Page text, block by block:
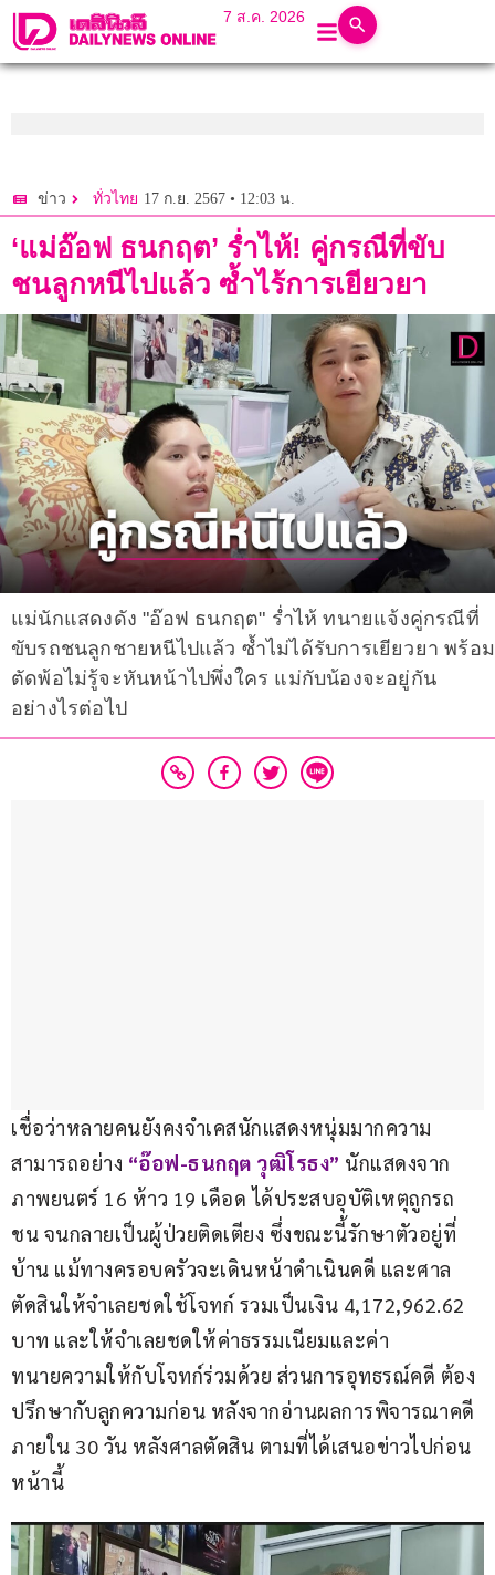
7 ส.ค. 2026
ข่าว ทั่วไทย 17 ก.ย. 2567 • 12:03 น.
‘แม่อ๊อฟ ธนกฤต’ ร่ำไห้! คู่กรณีที่ขับ
ชนลูกหนีไปแล้ว ซ้ำไร้การเยียวยา
แม่นักแสดงดัง "อ๊อฟ ธนกฤต" ร่ำไห้ ทนายแจ้งคู่กรณีที่
ขับรถชนลูกชายหนีไปแล้ว ซ้ำไม่ได้รับการเยียวยา พร้อม
ตัดพ้อไม่รู้จะหันหน้าไปพึ่งใคร แม่กับน้องจะอยู่กัน
อย่างไรต่อไป
เชื่อว่าหลายคนยังคงจำเคสนักแสดงหนุ่มมากความ
สามารถอย่าง “อ๊อฟ-ธนกฤต วุฒิโรธง” นักแสดงจาก
ภาพยนตร์ 16 ห้าว 19 เดือด ได้ประสบอุบัติเหตุถูกรถ
ชน จนกลายเป็นผู้ป่วยติดเตียง ซึ่งขณะนี้รักษาตัวอยู่ที่
บ้าน แม้ทางครอบครัวจะเดินหน้าดำเนินคดี และศาล
ตัดสินให้จำเลยชดใช้โจทก์ รวมเป็นเงิน 4,172,962.62
บาท และให้จำเลยชดให้ค่าธรรมเนียมและค่า
ทนายความให้กับโจทก์ร่วมด้วย ส่วนการอุทธรณ์คดี ต้อง
ปรึกษากับลูกความก่อน หลังจากอ่านผลการพิจารณาคดี
ภายใน 30 วัน หลังศาลตัดสิน ตามที่ได้เสนอข่าวไปก่อน
หน้านี้